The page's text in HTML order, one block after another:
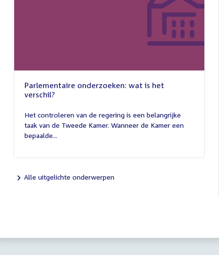
Parlementaire onderzoeken: wat is het
verschil?
juli
2026
Het controleren van de regering is een belangrijke
taak van de Tweede Kamer. Wanneer de Kamer een
bepaalde...
Alle uitgelichte onderwerpen